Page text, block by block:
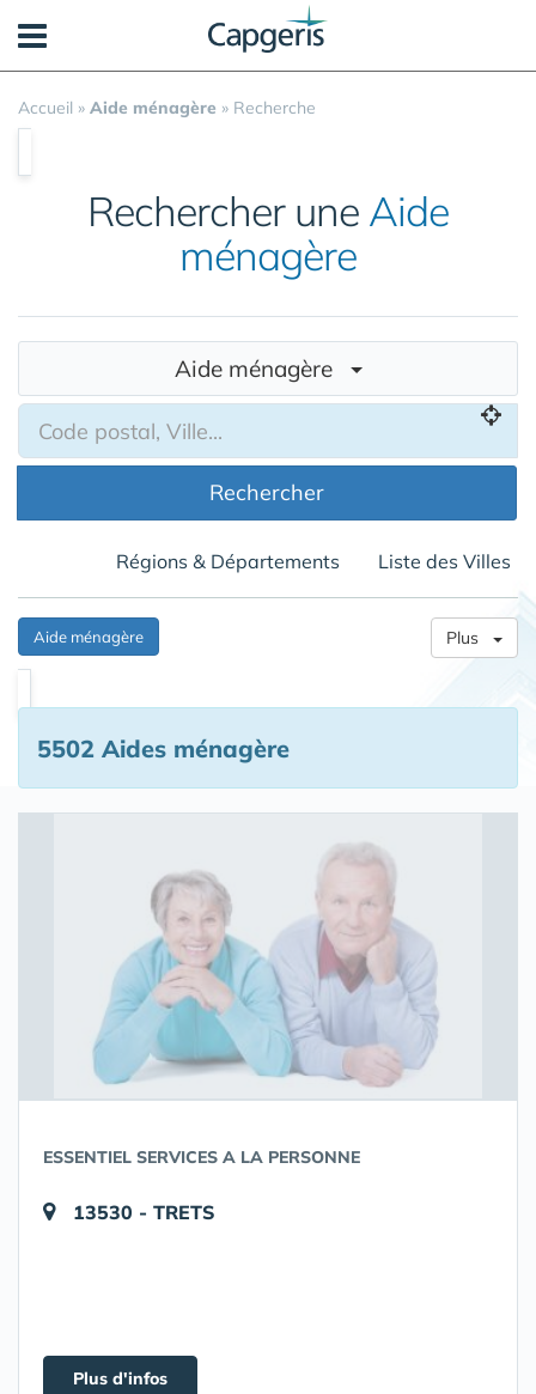
Accueil » Aide ménagère » Recherche
Rechercher une Aide
ménagère
Aide ménagère
Rechercher
Régions & Départements Liste des Villes
Aide ménagère Plus
5502 Aides ménagère
ESSENTIEL SERVICES A LA PERSONNE
13530 - TRETS
Plus d'infos